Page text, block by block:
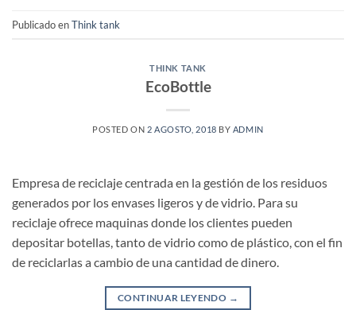
Publicado enThink tank
THINK TANK
EcoBottle
POSTED ON 2 AGOSTO, 2018 BY ADMIN
Empresa de reciclaje centrada en la gestión de los residuos
generados por los envases ligeros y de vidrio. Para su
reciclaje ofrece maquinas donde los clientes pueden
depositar botellas, tanto de vidrio como de plástico, con el fin
de reciclarlas a cambio de una cantidad de dinero.
CONTINUAR LEYENDO →